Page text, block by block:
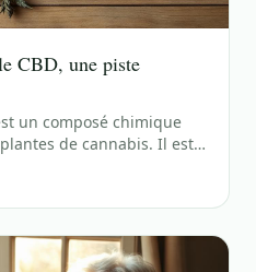
CBD, une piste
un composé chimique
de cannabis. Il est
Beaucoup de
pour traiter une variété
la douleur